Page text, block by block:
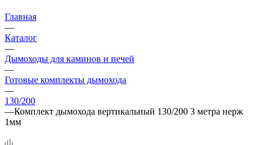
Главная
—
Каталог
—
Дымоходы для каминов и печей
—
Готовые комплекты дымохода
—
130/200
—Комплект дымохода вертикальный 130/200 3 метра нерж
1мм